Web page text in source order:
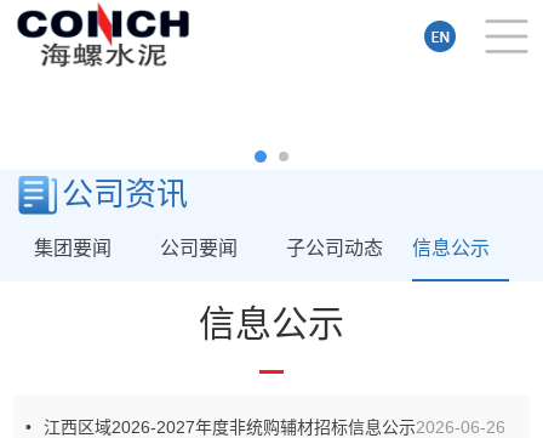
公司资讯
集团要闻 公司要闻 子公司动态 信息公示
信息公示
江西区域2026-2027年度非统购辅材招标信息公示2026-06-26